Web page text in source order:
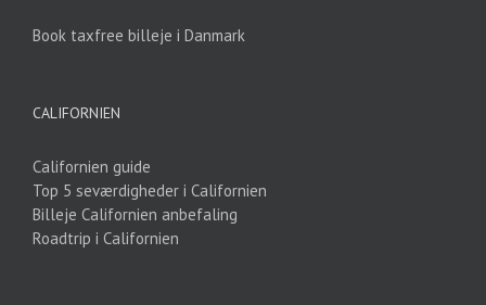
Book taxfree billeje i Danmark
CALIFORNIEN
Californien guide
Top 5 seværdigheder i Californien
Billeje Californien anbefaling
Roadtrip i Californien